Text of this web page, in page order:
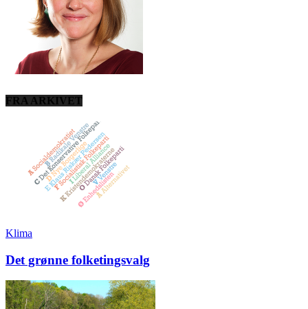
FRA ARKIVET
Klima
Det grønne folketingsvalg